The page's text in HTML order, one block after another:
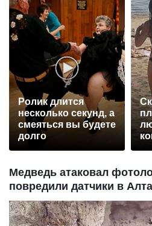
Ролик длится
несколько секунд, а
смеяться вы будете
долго
Медведь атаковал
повредили датчики в